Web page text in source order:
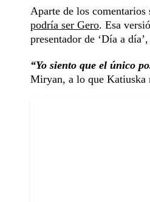
Aparte de los comentarios
podría ser Gero. Esa
presentador de ‘Día a
“Yo siento que el único
Miryan, a lo que Katiuska